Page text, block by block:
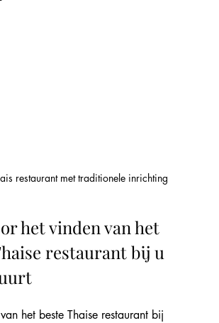
restaurant met traditionele inrichting
het vinden van het
restaurant bij u
het beste Thaise restaurant bij